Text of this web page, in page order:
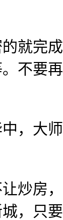
就完
不要
，大
炒房
，只